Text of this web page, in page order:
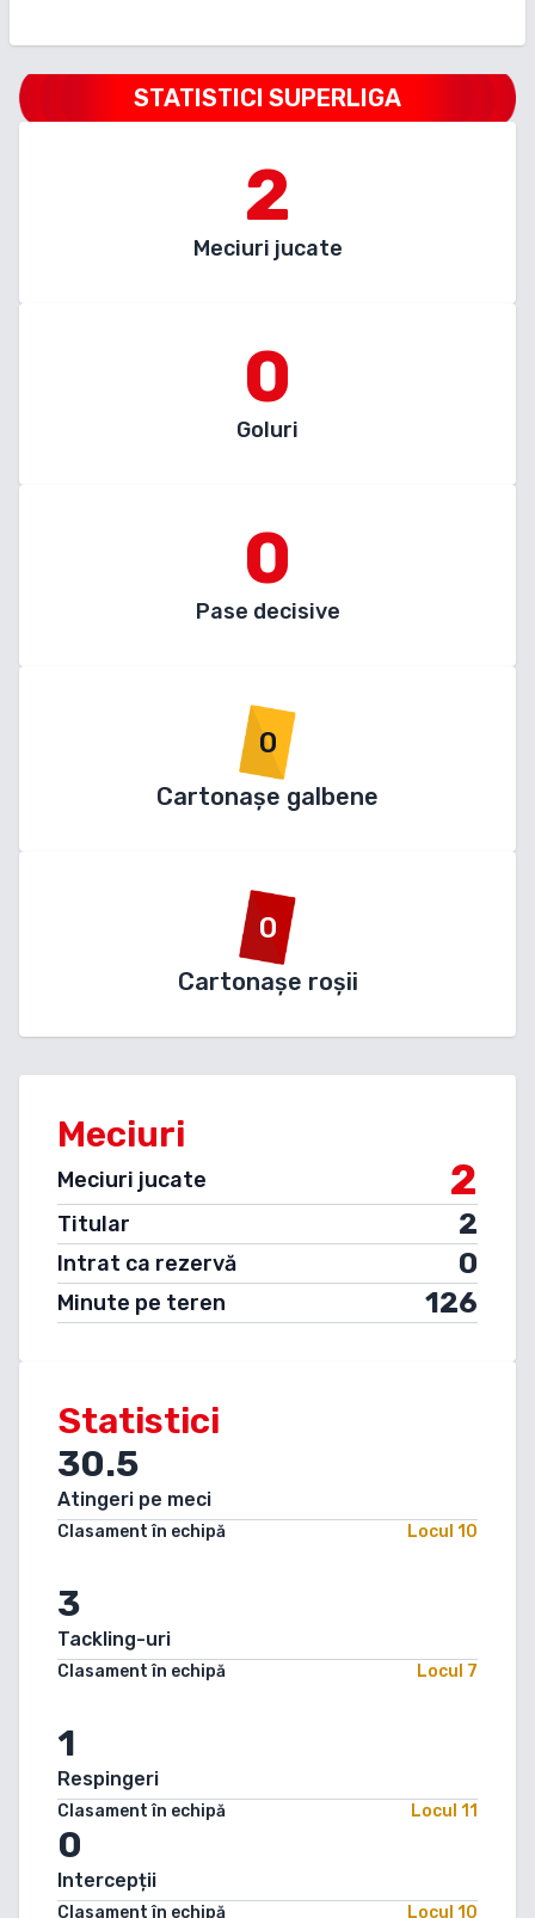
STATISTICI SUPERLIGA
2
Meciuri jucate
0
Goluri
0
Pase decisive
0
Cartonașe galbene
0
Cartonașe roșii
Meciuri
Meciuri jucate 2
Titular 2
Intrat ca rezervă 0
Minute pe teren 126
Statistici
30.5
Atingeri pe meci
Clasament în echipă Locul 10
3
Tackling-uri
Clasament în echipă Locul 7
1
Respingeri
Clasament în echipă Locul 11
0
Intercepții
Clasament în echipă Locul 10